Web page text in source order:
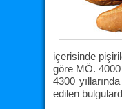
içerisinde
göre MÖ. 4000
4300
edilen